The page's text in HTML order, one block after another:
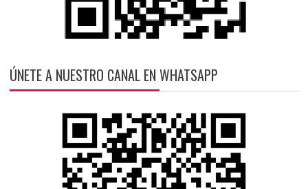
ÚNETE A NUESTRO CANAL EN WHATSAPP